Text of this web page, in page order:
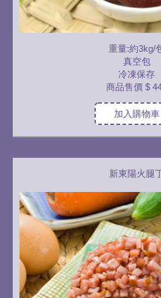
重量:約3kg/
真空包
冷凍保存
商品售價 $
加入購物車
新東陽火腿